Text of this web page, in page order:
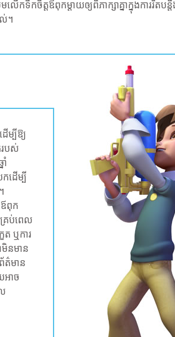
ត្ត​ឪពុក​ម្តាយ​ឲ្យ​ពិភាក្សាគ្នា​ក្នុង​​ការ​រឹត​បន្
ល់​។
ម្បីឱ្យ
របស់
ាំ
ដើម្បី
ពុក
រប់ពេល
ត ឬការ
នមាន
ត៌មាន
អាច